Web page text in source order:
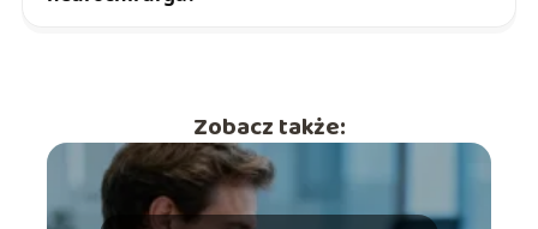
Zobacz także: